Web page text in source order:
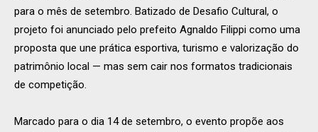
para o mês de setembro. Batizado de Desafio Cultural, o
projeto foi anunciado pelo prefeito Agnaldo Filippi como uma
proposta que une prática esportiva, turismo e valorização do
patrimônio local — mas sem cair nos formatos tradicionais
de competição.
Marcado para o dia 14 de setembro, o evento propõe aos